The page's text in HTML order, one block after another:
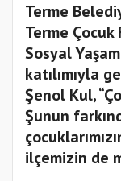
Terme
Terme
Sosyal
katılımıyla
Şenol Kul,
Şunun
ilçemizin de